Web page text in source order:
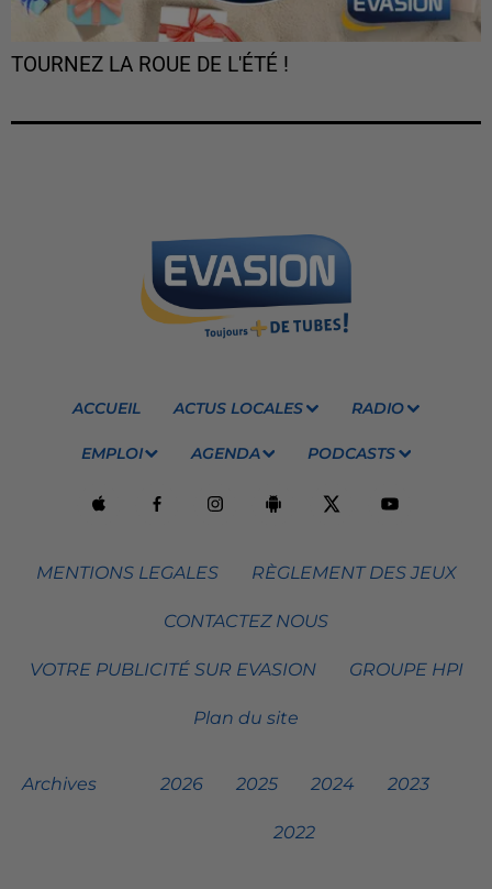
TOURNEZ LA ROUE DE L'ÉTÉ !
ACCUEIL ACTUS LOCALES RADIO
EMPLOI AGENDA PODCASTS
MENTIONS LEGALES RÈGLEMENT DES JEUX
CONTACTEZ NOUS
VOTRE PUBLICITÉ SUR EVASION GROUPE HPI
Plan du site
Archives 2026 2025 2024 2023
2022